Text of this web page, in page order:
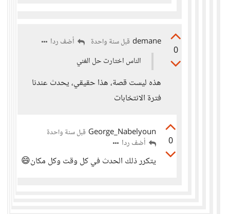
0
demane قبل سنة واحدة
أضف ردا
الناس اختارت حل الغني
هذه ليست قصة، هذا حقيقي، يحدث عندنا
فترة الانتخابات
0
George_Nabelyoun قبل سنة واحدة
أضف ردا
يتكرر ذلك الحدث في كل وقت وكل مكان😄